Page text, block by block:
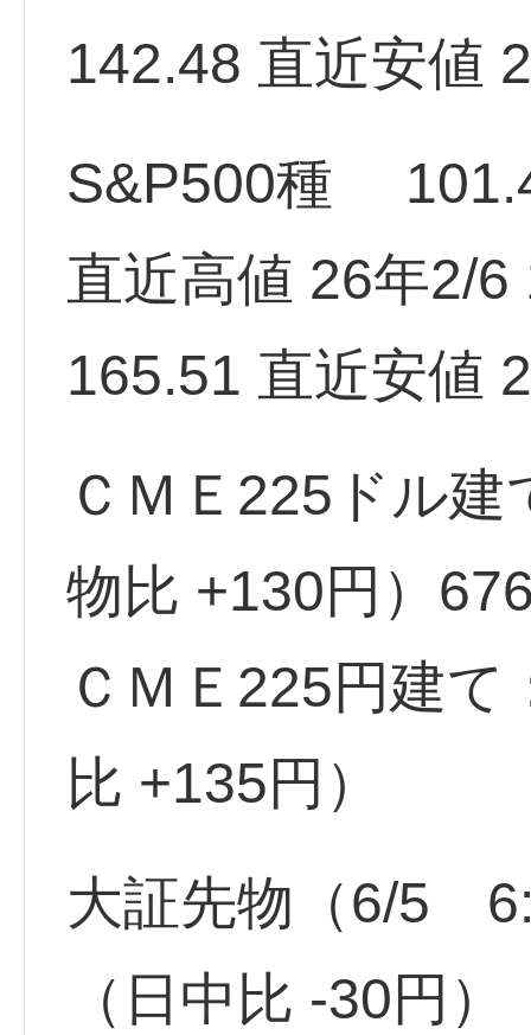
142.48 直近安値
S&P500種
直近高値 26年2/
165.51 直近安値
ＣＭＥ225ドル
物比 +130円）
ＣＭＥ225円建
比 +135円）
大証先物（6/5
（日中比 -30円）